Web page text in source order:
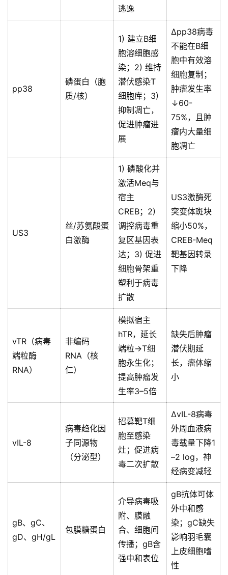
逃逸
pp38
磷蛋白（胞
质/核）
1) 建立B细
胞溶细胞感
染；2) 维持
潜伏感染T
细胞库；3)
抑制凋亡，
促进肿瘤进
展
Δpp38病毒
不能在B细
胞中有效溶
细胞复制；
肿瘤发生率
↓60-
75%，且肿
瘤内大量细
胞凋亡
US3
丝/苏氨酸蛋
白激酶
1) 磷酸化并
激活Meq与
宿主
CREB；2)
调控病毒重
复区基因表
达；3) 促进
细胞骨架重
塑利于病毒
扩散
US3激酶死
突变体斑块
缩小50%，
CREB-Meq
靶基因转录
下降
vTR（病毒
端粒酶
RNA）
非编码
RNA（核
仁）
模拟宿主
hTR，延长
端粒→T细
胞永生化；
提高肿瘤发
生率3–5倍
缺失后肿瘤
潜伏期延
长，瘤体缩
小
vIL-8
病毒趋化因
子同源物
（分泌型）
招募靶T细
胞至感染
灶；促进病
毒二次扩散
ΔvIL-8病毒
外周血液病
毒载量下降1
–2 log，神
经病变减轻
gB、gC、
gD、gH/gL
包膜糖蛋白
介导病毒吸
附、膜融
合、细胞间
传播；gB含
强中和表位
gB抗体可体
外中和感
染；gC缺失
影响羽毛囊
上皮细胞嗜
性